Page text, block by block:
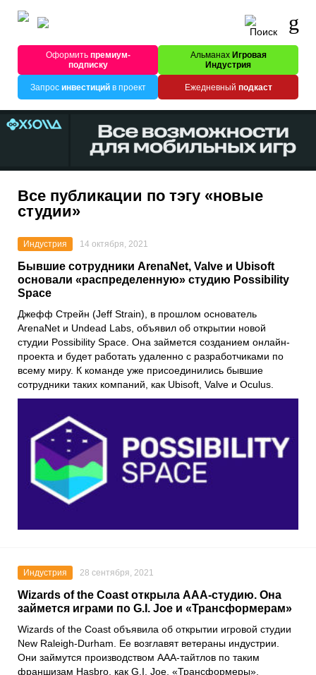
Оформитьпремиум-
подписку
Альманах Игровая
Индустрия
Запрос инвестицийв проект Ежедневный подкаст
Все публикации по тэгу «новые
студии»
Индустрия 14 октября, 2021
Бывшие сотрудники ArenaNet, Valve и Ubisoft
основали «распределенную» студию Possibility
Space
Джефф Стрейн (Jeff Strain), в прошлом основатель
ArenaNet и Undead Labs , объявил об открытии новой
студии Possibility Space . Она займется созданием онлайн-
проекта и будет работать удаленно с разработчиками по
всему миру. К команде уже присоединились бывшие
сотрудники таких компаний, как Ubisoft Valve и Oculus
Индустрия 28 сентября, 2021
Wizards of the Coast открыла AAA-студию. Она
займется играми по G.I. Joe и «Трансформерам»
Wizards of the Coast объявила об открытии игровой студии
New Raleigh-Durham . Ее возглавят ветераны индустрии.
Они займутся производством AAA-тайтлов по таким
франшизам Hasbro , как G.I. Joe «Трансформеры»